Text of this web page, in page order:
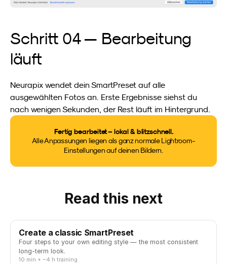
Schritt 04 — Bearbeitung
läuft
Neurapix wendet dein SmartPreset auf alle
ausgewählten Fotos an. Erste Ergebnisse siehst du
nach wenigen Sekunden, der Rest läuft im Hintergrund.
Fertig bearbeitet – lokal & blitzschnell.
Alle Anpassungen liegen als ganz normale Lightroom-
Einstellungen auf deinen Bildern.
Read this next
Create a classic SmartPreset
Four steps to your own editing style — the most consistent
long-term look.
10 min + ~4 h training